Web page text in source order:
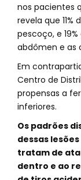
nos pacientes
revela que
pescoço, e
abdômen e as
Em
Centro de
propensas a
inferiores.
Os padrões
dessas
tratam de
dentro e ao